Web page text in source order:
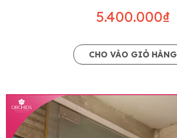
5.400.000₫
CHO VÀO GIỎ HÀNG